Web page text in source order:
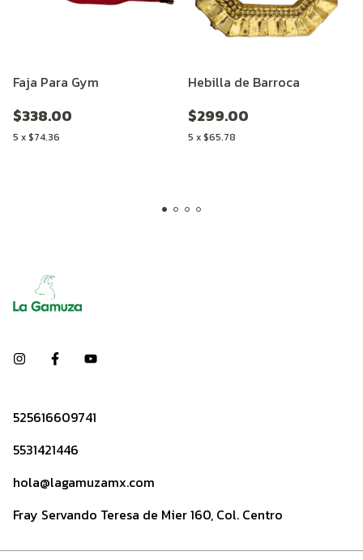
Faja Para Gym
$338.00
5 x$74.36
Hebilla de Barroca
$299.00
5 x$65.78
525616609741
5531421446
hola@lagamuzamx.com
Fray Servando Teresa de Mier 160, Col. Centro